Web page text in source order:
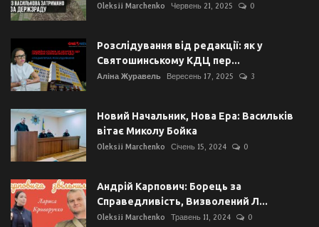
Oleksii Marchenko Червень 21, 2025 0
Розслідування від редакції: як у
Святошинському КДЦ пер...
Аліна Журавель Вересень 17, 2025 3
Новий Начальник, Нова Ера: Васильків
вітає Миколу Бойка
Oleksii Marchenko Січень 15, 2024 0
Андрій Карпович: Борець за
Справедливість, Визволений Л...
Oleksii Marchenko Травень 11, 2024 0